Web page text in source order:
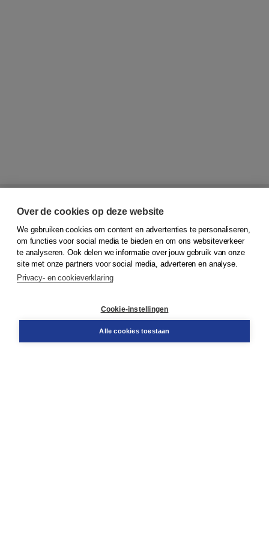
© 2026Koninklijke Boom uitgevers
Klantenservice
Snel bestellen
Over de cookies op deze website
We gebruiken cookies om content en advertenties te personaliseren,
om functies voor social media te bieden en om ons websiteverkeer
te analyseren. Ook delen we informatie over jouw gebruik van onze
site met onze partners voor social media, adverteren en analyse.
Privacy- en cookieverklaring
Cookie-instellingen
Alle cookies toestaan